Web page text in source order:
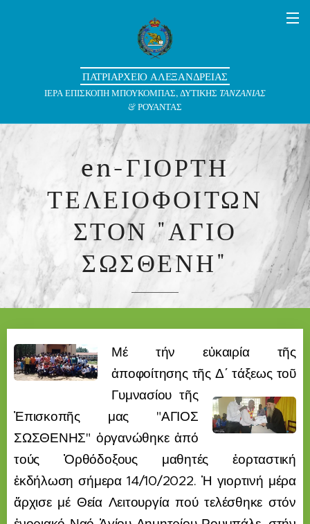
ΠΑΤΡΙΑΡΧΕΙΟ ΑΛΕΞΑΝΔΡΕΙΑΣ
ΙΕΡΑ ΕΠΙΣΚΟΠΗ ΜΠΟΥΚΟΜΠΑΣ, ΔΥΤΙΚΗΣ ΤΑΝΖΑΝΙΑΣ
& ΡΟΥΑΝΤΑΣ
en-ΓΙΟΡΤΗ
ΤΕΛΕΙΟΦΟΙΤΩΝ
ΣΤΟΝ "ΑΓΙΟ
ΣΩΣΘΕΝΗ"
Μέ τήν εὐκαιρία τῆς
ἀποφοίτησης τῆς Δ΄ τάξεως τοῦ
Γυμνασίου τῆς
Ἐπισκοπῆς μας "ΑΓΙΟΣ
ΣΩΣΘΕΝΗΣ" ὀργανώθηκε ἀπό
τούς Ὀρθόδοξους μαθητές ἑορταστική
ἐκδήλωση σήμερα 14/10/2022. Ἡ γιορτινή μέρα
ἄρχισε μέ Θεία Λειτουργία πού τελέσθηκε στόν